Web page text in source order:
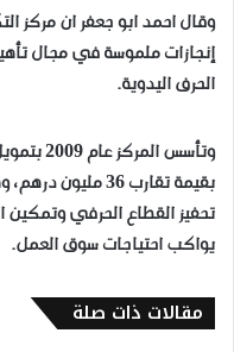
وقال احمد ابو جعفر ان مركز
إنجازات ملموسة في مجال
الحرف اليدوية.
وتأسس
بقيمة تقارب 36
تحفيز القطاع الحرفي
يواكب احتياجات سوق العمل.
مقالات ذات صلة